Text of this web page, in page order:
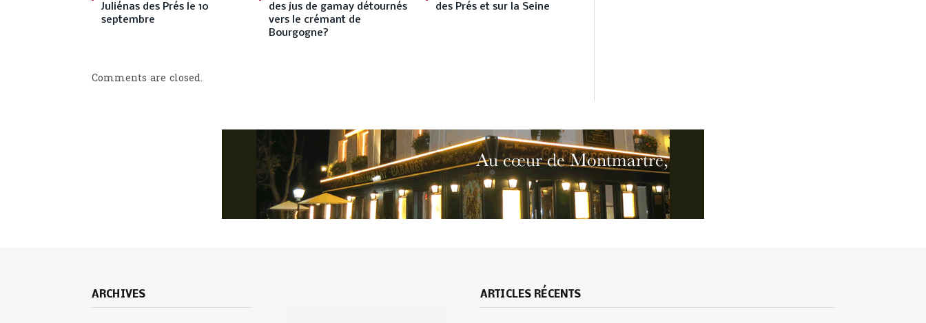
Juliénas des Prés le 10
septembre
des jus de gamay détournés
vers le crémant de
Bourgogne?
des Prés et sur la Seine
Comments are closed.
ARCHIVES ARTICLES RÉCENTS